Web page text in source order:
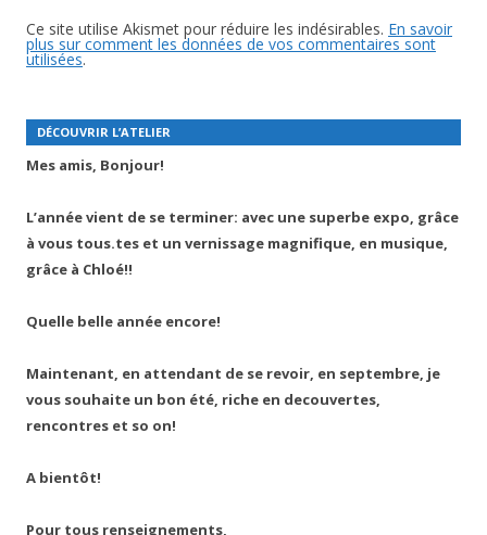
Ce site utilise Akismet pour réduire les indésirables. En savoir
plus sur comment les données de vos commentaires sont
utilisées.
DÉCOUVRIR L’ATELIER
Mes amis, Bonjour!
L’année vient de se terminer: avec une superbe expo, grâce
à vous tous.tes et un vernissage magnifique, en musique,
grâce à Chloé!!
Quelle belle année encore!
Maintenant, en attendant de se revoir, en septembre, je
vous souhaite un bon été, riche en decouvertes,
rencontres et so on!
A bientôt!
Pour tous renseignements,